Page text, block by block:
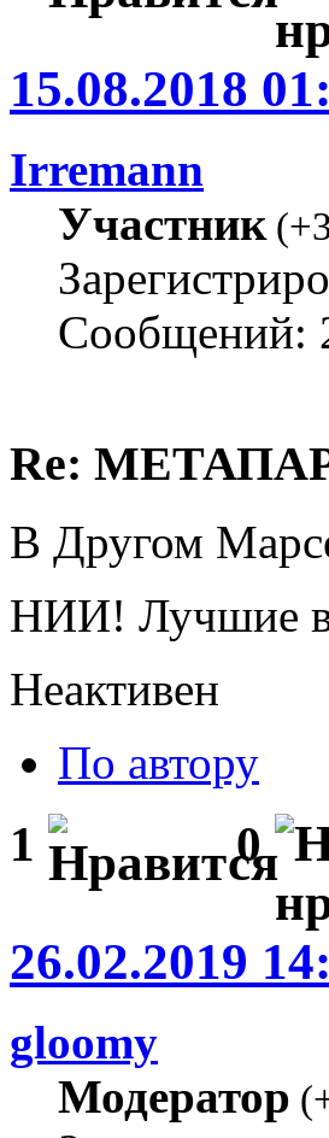
15.08.2018
Irremann
Участник(
Сообщений:
Re:
В Другом
НИИ! Лучшие
Неактивен
По автору
1 0
26.02.2019
gloomy
Модератор (